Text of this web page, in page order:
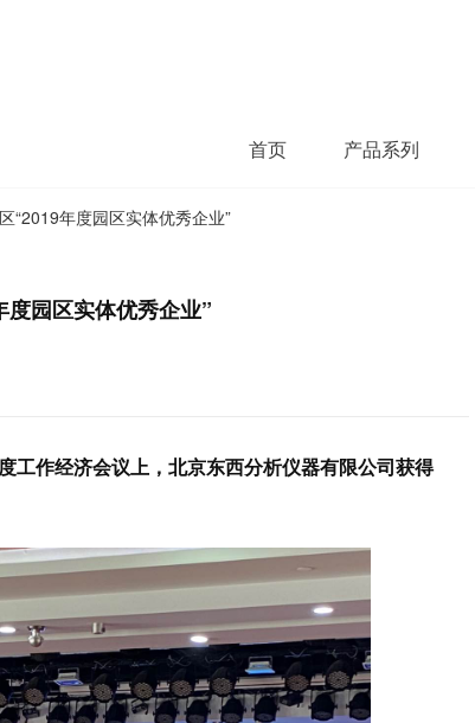
首页 产品系列
年度园区实体优秀企业”
园区实体优秀企业”
工作经济会议上，北京东西分析仪器有限公司获得